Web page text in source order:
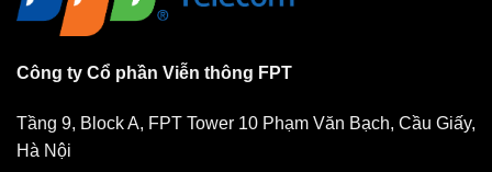
Công ty Cổ phần Viễn thông FPT
Tầng 9, Block A, FPT Tower 10 Phạm Văn Bạch, Cầu Giấy,
Hà Nội